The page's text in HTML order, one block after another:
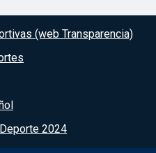
(web Transparencia)
2024